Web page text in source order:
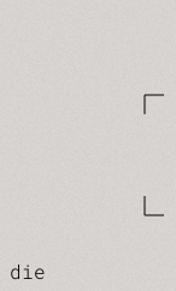
die